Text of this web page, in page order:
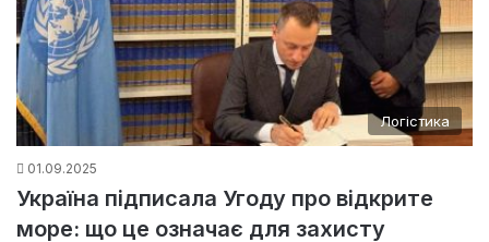
Логістика
01.09.2025
Україна підписала Угоду про відкрите
море: що це означає для захисту